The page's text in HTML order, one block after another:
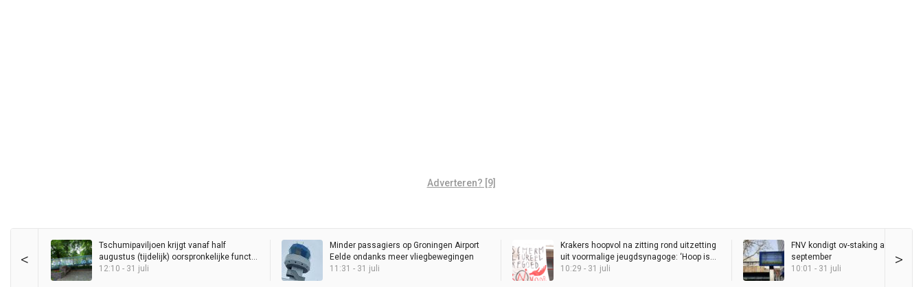
Adverteren? [9]
< >
Tschumipaviljoen krijgt vanaf half
augustus (tijdelijk) oorspronkelijke functie
als ‘videogalerie’ terug, bezoekers mogen
12:10 - 31 juli
Minder passagiers op Groningen Airport
Eelde ondanks meer vliegbewegingen
11:31 - 31 juli
Krakers hoopvol na zitting rond uitzetting
uit voormalige jeugdsynagoge: ‘Hoop is
een actie, de Sjoel is voor altijd’
10:29 - 31 juli
FNV kondigt ov-staking aan op 9
september
10:01 - 31 juli